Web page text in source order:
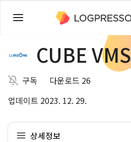
CUBE VMS
구독
다운로드 26
업데이트 2023. 12. 29.
상세정보